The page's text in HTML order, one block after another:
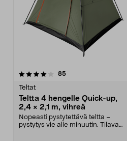
85arvostelut
Teltat
Teltta 4 hengelle Quick-up,
2,4 × 2,1 m, vihreä
Nopeasti pystytettävä teltta –
pystytys vie alle minuutin. Tilava
4.0 viidestä